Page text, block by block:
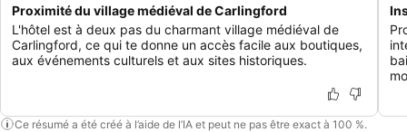
Proximité du village médiéval de Carlingford
L'hôtel est à deux pas du charmant village médiéval de
Carlingford, ce qui te donne un accès facile aux boutiques,
aux événements culturels et aux sites historiques.
Ce résumé a été créé à l’aide de l’IA et peut ne pas être exact à 100 %.